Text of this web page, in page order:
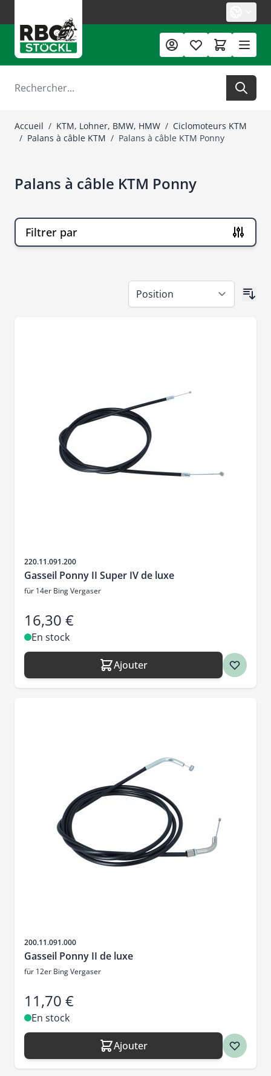
Rechercher
Accueil / KTM, Lohner, BMW, HMW / Ciclomoteurs KTM
/ Palans à câble KTM / Palans à câble KTM Ponny
Palans à câble KTM Ponny
Filtrer par
SKU
220.11.091.200
Gasseil Ponny II Super IV de luxe
für 14er Bing Vergaser
16,30 €
En stock
Ajouter
SKU
200.11.091.000
Gasseil Ponny II de luxe
für 12er Bing Vergaser
11,70 €
En stock
Ajouter